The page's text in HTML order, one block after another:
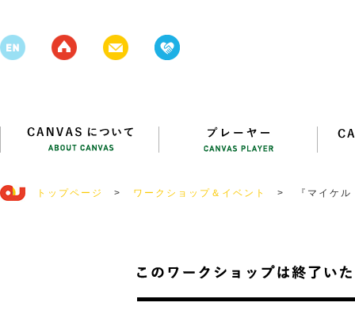
トップページ > ワークショップ＆イベント >
『マイケ